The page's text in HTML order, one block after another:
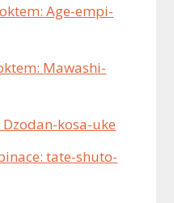
Age-empi-
Mawashi-
kosa-uke
tate-shuto-